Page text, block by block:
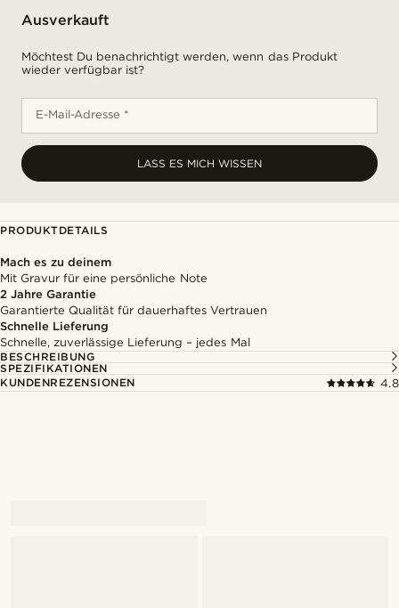
Ausverkauft
Möchtest Du benachrichtigt werden, wenn das Produkt
wieder verfügbar ist?
E-Mail-Adresse *
LASS ES MICH WISSEN
PRODUKTDETAILS
Mach es zu deinem
Mit Gravur für eine persönliche Note
2 Jahre Garantie
Garantierte Qualität für dauerhaftes Vertrauen
Schnelle Lieferung
Schnelle, zuverlässige Lieferung – jedes Mal
BESCHREIBUNG
SPEZIFIKATIONEN
KUNDENREZENSIONEN
4.8